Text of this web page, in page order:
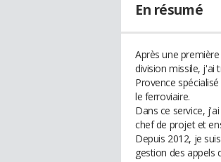
En résumé
Après une
division missile, j'ai
Provence
le ferroviaire.
Dans ce service,
chef de projet et
Depuis 2012, je
gestion des appels